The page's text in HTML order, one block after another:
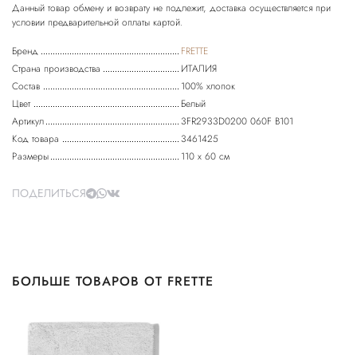
Данный товар обмену и возврату не подлежит, доставка осуществляется при
Бренд
FRETTE
Страна производства
ИТАЛИЯ
Состав
100% хлопок
Цвет
Белый
Артикул
3FR2933D0200 060F B101
Код товара
3461425
Размеры
110 х 60 см
ПОДЕЛИТЬСЯ
БОЛЬШЕ ТОВАРОВ ОТ FRETTE